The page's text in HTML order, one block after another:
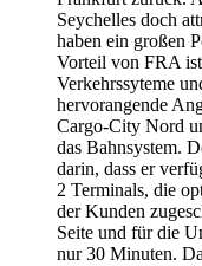
Seychelles doch
haben ein großen
Vorteil von FRA
Verkehrssyteme
hervorangende
Cargo-City Nord
das Bahnsystem.
darin, dass er
2 Terminals, die
der Kunden
Seite und für die
nur 30 Minuten.